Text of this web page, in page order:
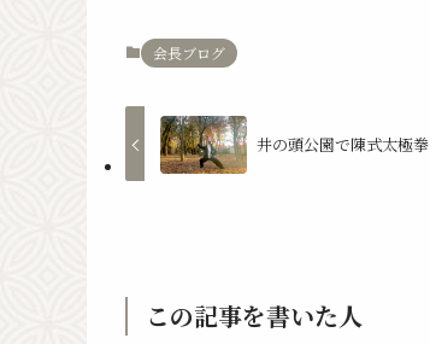
会長ブログ
井の頭公園で陳式太極拳
この記事を書いた人